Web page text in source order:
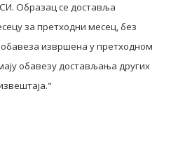
Образац се доставља
за претходни месец, без
обавеза извршена у претходном
обавезу достављања других